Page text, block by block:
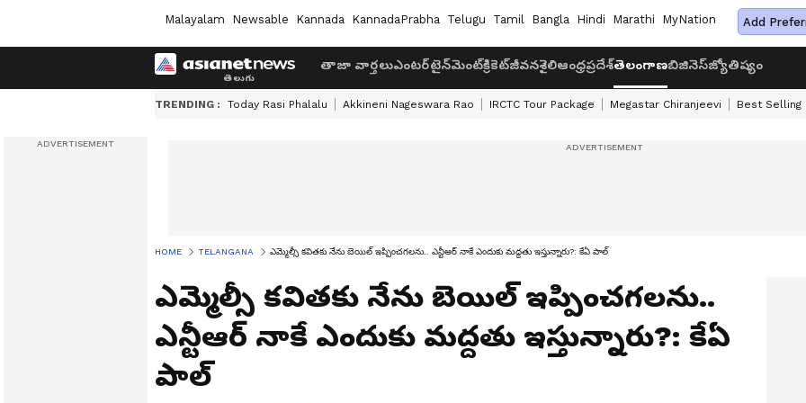
Malayalam Newsable Kannada KannadaPrabha Telugu Tamil Bangla Hindi Marathi MyNation Add
తాజా వార్తలుఎంటర్‌టైన్‌మెంట్క్రికెట్జీవనశైలిఆంధ్రప్రదేశ్తెలంగాణబిజినెస్జ్యోతిష్యం
TRENDING : Today Rasi Phalalu Akkineni Nageswara Rao IRCTC Tour Package Megastar Chiranjeevi Best Selling
HOME TELANGANA ఎమ్మెల్సీ కవితకు నేను బెయిల్ ఇప్పించగలను.. ఎన్టీఆర్ నాకే ఎందుకు మద్దతు ఇస్తున్నారు?: కేఏ పాల్
ఎమ్మెల్సీ కవితకు నేను బెయిల్ ఇప్పించగలను..
ఎన్టీఆర్ నాకే ఎందుకు మద్దతు ఇస్తున్నారు?: కేఏ
పాల్